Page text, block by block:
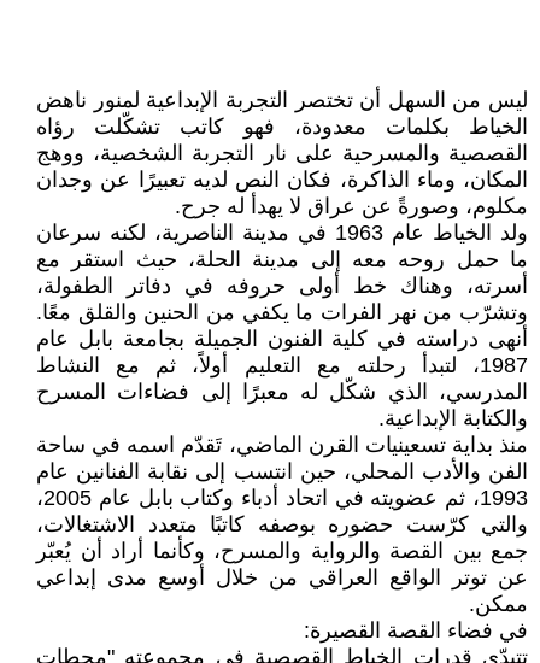
ليس من السهل أن تختصر التجربة الإبداعية لمنور ناهض
الخياط بكلمات معدودة، فهو كاتب تشكّلت رؤاه
القصصية والمسرحية على نار التجربة الشخصية، ووهج
المكان، وماء الذاكرة، فكان النص لديه تعبيرًا عن وجدان
مكلوم، وصورةً عن عراق لا يهدأ له جرح.
ولد الخياط عام 1963 في مدينة الناصرية، لكنه سرعان
ما حمل روحه معه إلى مدينة الحلة، حيث استقر مع
أسرته، وهناك خط أولى حروفه في دفاتر الطفولة،
وتشرّب من نهر الفرات ما يكفي من الحنين والقلق معًا.
أنهى دراسته في كلية الفنون الجميلة بجامعة بابل عام
1987، لتبدأ رحلته مع التعليم أولاً، ثم مع النشاط
المدرسي، الذي شكّل له معبرًا إلى فضاءات المسرح
والكتابة الإبداعية.
منذ بداية تسعينيات القرن الماضي، تَقدّم اسمه في ساحة
الفن والأدب المحلي، حين انتسب إلى نقابة الفنانين عام
1993، ثم عضويته في اتحاد أدباء وكتاب بابل عام 2005،
والتي كرّست حضوره بوصفه كاتبًا متعدد الاشتغالات،
جمع بين القصة والرواية والمسرح، وكأنما أراد أن يُعبّر
عن توتر الواقع العراقي من خلال أوسع مدى إبداعي
ممكن.
في فضاء القصة القصيرة:
تتبدّى قدرات الخياط القصصية في مجموعته "محطات